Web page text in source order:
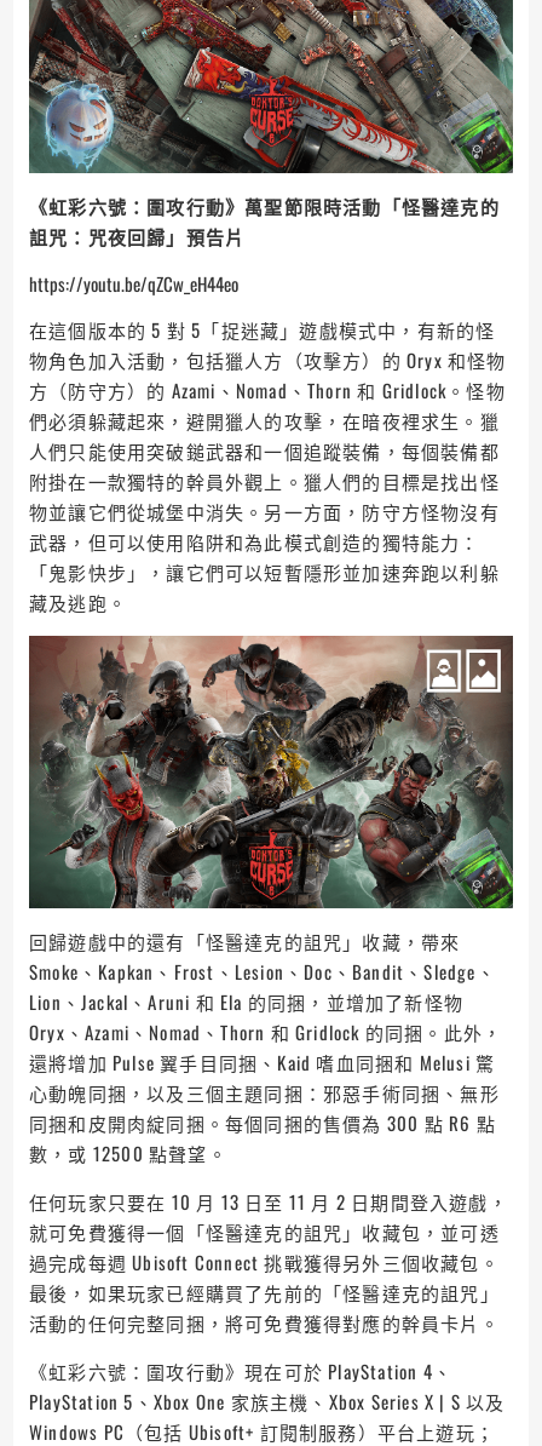
《虹彩六號：圍攻行動》萬聖節限時活動「怪醫達克的
詛咒：咒夜回歸」預告片
https://youtu.be/qZCw_eH44eo
在這個版本的 5 對 5「捉迷藏」遊戲模式中，有新的怪
物角色加入活動，包括獵人方（攻擊方）的 Oryx 和怪物
方（防守方）的 Azami、Nomad、Thorn 和 Gridlock。怪物
們必須躲藏起來，避開獵人的攻擊，在暗夜裡求生。獵
人們只能使用突破鎚武器和一個追蹤裝備，每個裝備都
附掛在一款獨特的幹員外觀上。獵人們的目標是找出怪
物並讓它們從城堡中消失。另一方面，防守方怪物沒有
武器，但可以使用陷阱和為此模式創造的獨特能力：
「鬼影快步」，讓它們可以短暫隱形並加速奔跑以利躲
藏及逃跑。
回歸遊戲中的還有「怪醫達克的詛咒」收藏，帶來
Smoke、Kapkan、Frost、Lesion、Doc、Bandit、Sledge、
Lion、Jackal、Aruni 和 Ela 的同捆，並增加了新怪物
Oryx、Azami、Nomad、Thorn 和 Gridlock 的同捆。此外，
還將增加 Pulse 翼手目同捆、Kaid 嗜血同捆和 Melusi 驚
心動魄同捆，以及三個主題同捆：邪惡手術同捆、無形
同捆和皮開肉綻同捆。每個同捆的售價為 300 點 R6 點
數，或 12500 點聲望。
任何玩家只要在 10 月 13 日至 11 月 2 日期間登入遊戲，
就可免費獲得一個「怪醫達克的詛咒」收藏包，並可透
過完成每週 Ubisoft Connect 挑戰獲得另外三個收藏包。
最後，如果玩家已經購買了先前的「怪醫達克的詛咒」
活動的任何完整同捆，將可免費獲得對應的幹員卡片。
《虹彩六號：圍攻行動》現在可於 PlayStation 4、
PlayStation 5、Xbox One 家族主機、Xbox Series X | S 以及
Windows PC（包括 Ubisoft+ 訂閱制服務）平台上遊玩；